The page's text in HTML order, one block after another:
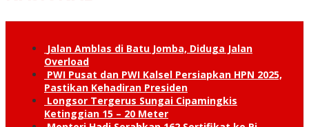
Jalan Amblas di Batu Jomba, Diduga Jalan
Overload
PWI Pusat dan PWI Kalsel Persiapkan HPN 2025,
Pastikan Kehadiran Presiden
Longsor Tergerus Sungai Cipamingkis
Ketinggian 15 – 20 Meter